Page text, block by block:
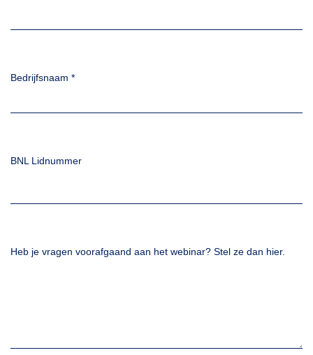
Bedrijfsnaam *
BNL Lidnummer
Heb je vragen voorafgaand aan het webinar? Stel ze dan hier.